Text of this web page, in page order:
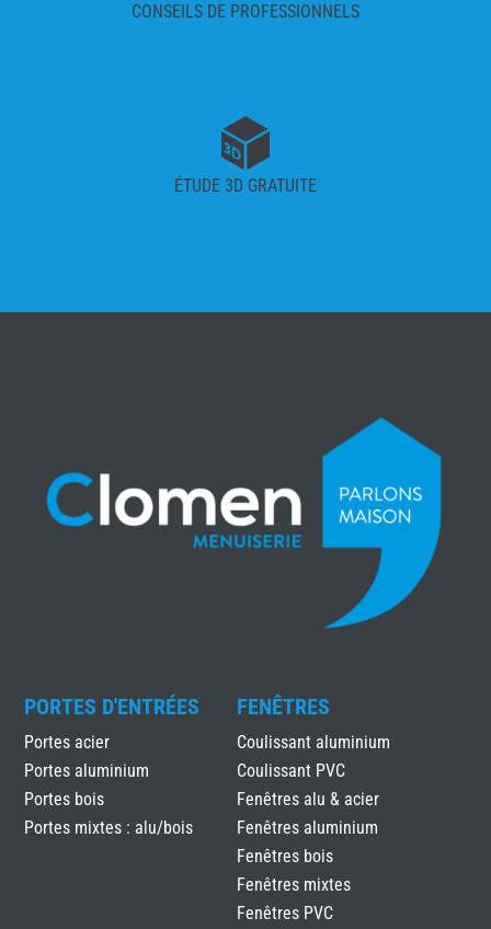
CONSEILS DE PROFESSIONNELS
ÉTUDE 3D GRATUITE
PORTES D'ENTRÉES
Portes acier
Portes aluminium
Portes bois
Portes mixtes : alu/bois
FENÊTRES
Coulissant aluminium
Coulissant PVC
Fenêtres alu & acier
Fenêtres aluminium
Fenêtres bois
Fenêtres mixtes
Fenêtres PVC